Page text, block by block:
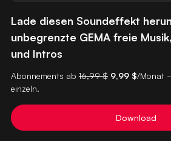
Lade diesen Soundeffekt
unbegrenzte GEMA freie
und Intros
Abonnements ab 16,99 $ 9,99 $/Monat
einzeln.
Download